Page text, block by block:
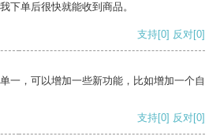
下单后很快就能收到商品。
支持[0] 反对[0]
一，可以增加一些新功能，比如增加一个自
支持[0] 反对[0]